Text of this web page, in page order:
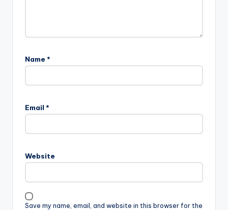
Name *
Email *
Website
Save my name, email, and website in this browser for the